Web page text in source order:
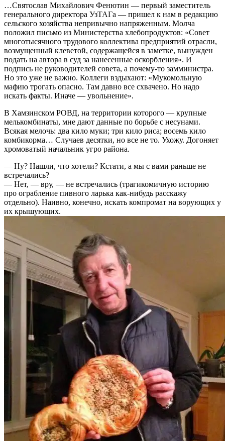
…Святослав Михайлович Фенютин — первый заместитель
генерального директора УзТАГа — пришел к нам в редакцию
сельского хозяйства непривычно напряженным. Молча
положил письмо из Министерства хлебопродуктов: «Совет
многотысячного трудового коллектива предприятий отрасли,
возмущенный клеветой, содержащейся в заметке, вынужден
подать на автора в суд за нанесенные оскорбления». И
подпись не руководителей совета, а почему-то замминистра.
Но это уже не важно. Коллеги вздыхают: «Мукомольную
мафию трогать опасно. Там давно все схвачено. Но надо
искать факты. Иначе — увольнение».
В Хамзинском РОВД, на территории которого — крупные
мелькомбинаты, мне дают данные по борьбе с несунами.
Всякая мелочь: два кило муки; три кило риса; восемь кило
комбикорма… Случаев десятки, но все не то. Ухожу. Догоняет
хромоватый начальник угро района.
— Ну? Нашли, что хотели? Кстати, а мы с вами раньше не
встречались?
— Нет, — вру, — не встречались (трагикомичную историю
про ограбление пивного ларька как-нибудь расскажу
отдельно). Наивно, конечно, искать компромат на ворующих у
их крышующих.